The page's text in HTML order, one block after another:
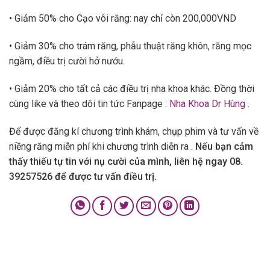
• Giảm 50% cho Cạo vôi răng: nay chỉ còn 200,000VND
• Giảm 30% cho trám răng, phẫu thuật răng khôn, răng mọc
ngầm, điều trị cười hở nướu.
• Giảm 20% cho tất cả các điều trị nha khoa khác. Đồng thời
cùng like và theo dõi tin tức Fanpage : Nha Khoa Dr Hùng .
Để được đăng kí chương trình khám, chụp phim và tư vấn về
niềng răng miễn phí khi chương trình diễn ra . Nếu bạn cảm
thấy thiếu tự tin với nụ cười của mình, liên hệ ngay 08.
39257526 để được tư vấn điều trị.